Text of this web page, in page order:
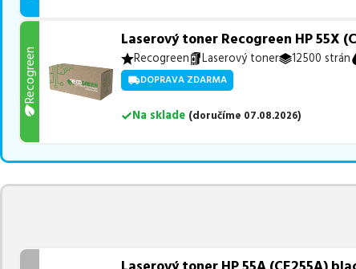
Recogreen
Laserový toner Recogreen HP 55X
Recogreen Laserový toner 12500 strán
DOPRAVA ZDARMA
Na sklade (doručíme 07.08.2026)